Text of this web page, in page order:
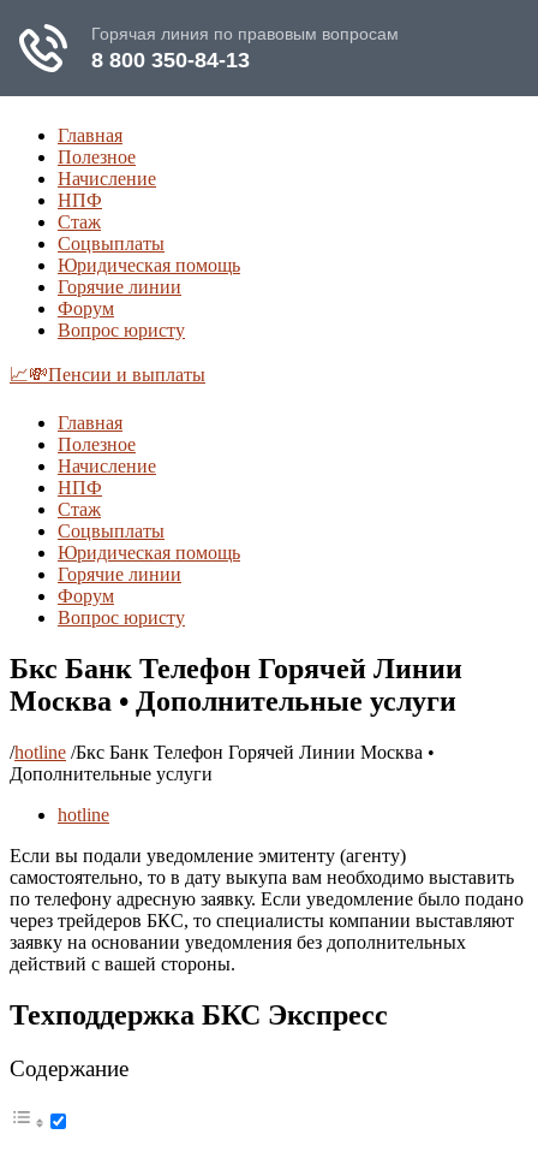
Главная
Полезное
Начисление
НПФ
Стаж
Соцвыплаты
Юридическая помощь
Горячие линии
Форум
Вопрос юристу
📈💸Пенсии и выплаты
Главная
Полезное
Начисление
НПФ
Стаж
Соцвыплаты
Юридическая помощь
Горячие линии
Форум
Вопрос юристу
Бкс Банк Телефон Горячей Линии
Москва • Дополнительные услуги
/hotline /Бкс Банк Телефон Горячей Линии Москва •
Дополнительные услуги
hotline
Если вы подали уведомление эмитенту (агенту)
самостоятельно, то в дату выкупа вам необходимо выставить
по телефону адресную заявку. Если уведомление было подано
через трейдеров БКС, то специалисты компании выставляют
заявку на основании уведомления без дополнительных
действий с вашей стороны.
Техподдержка БКС Экспресс
Содержание